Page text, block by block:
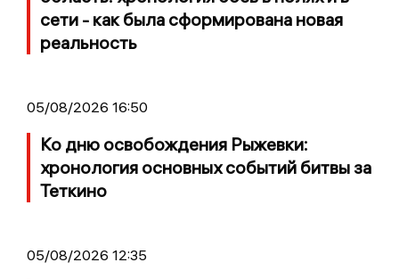
сети - как была сформирована новая
реальность
05/08/2026 16:50
Ко дню освобождения Рыжевки:
хронология основных событий битвы за
Теткино
05/08/2026 12:35